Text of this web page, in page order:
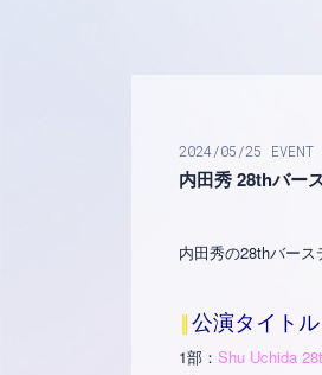
2024 05 25 EVENT
内田秀 28thバー
内田秀の28thバー
‖公演タイトル
1部： Shu Uchida